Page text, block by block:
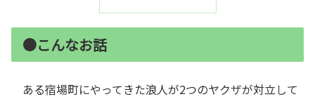
●こんなお話
ある宿場町にやってきた浪人が2つのヤクザが対立して